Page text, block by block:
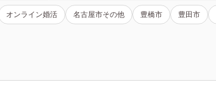
オンライン婚活 名古屋市その他 豊橋市 豊田市